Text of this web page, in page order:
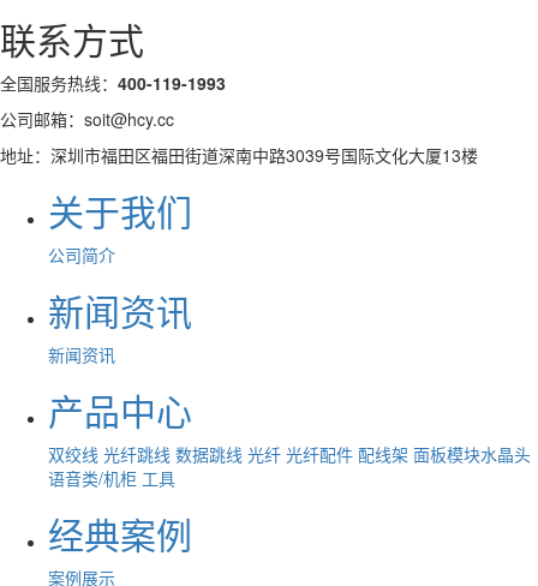
联系方式
全国服务热线： 400-119-1993
公司邮箱：soit@hcy.cc
地址：深圳市福田区福田街道深南中路3039号国际文化大厦13楼
关于我们
公司简介
新闻资讯
新闻资讯
产品中心
双绞线 光纤跳线 数据跳线 光纤 光纤配件 配线架 面板模块水晶头
语音类/机柜 工具
经典案例
案例展示